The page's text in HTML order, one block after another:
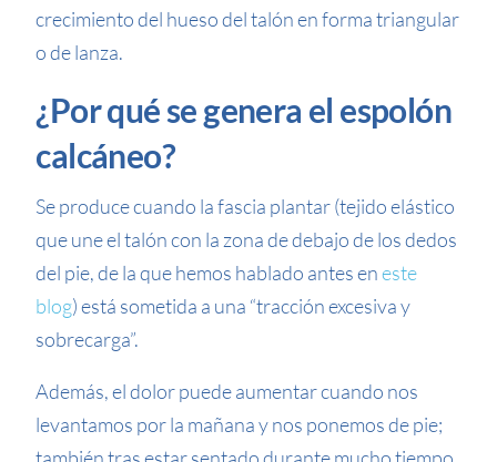
crecimiento del hueso del talón en forma triangular
o de lanza.
¿Por qué se genera el espolón
calcáneo?
Se produce cuando la fascia plantar (tejido elástico
que une el talón con la zona de debajo de los dedos
del pie, de la que hemos hablado antes eneste
blog) está sometida a una “tracción excesiva y
sobrecarga”.
Además, el dolor puede aumentar cuando nos
levantamos por la mañana y nos ponemos de pie;